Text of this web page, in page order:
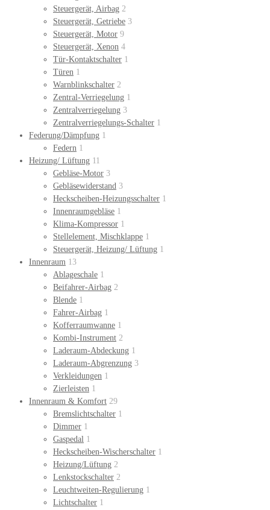
Steuergerät, Airbag 2
Steuergerät, Getriebe 3
Steuergerät, Motor 9
Steuergerät, Xenon 4
Tür-Kontaktschalter 1
Türen 1
Warnblinkschalter 2
Zentral-Verriegelung 1
Zentralverriegelung 3
Zentralverriegelungs-Schalter 1
Federung/Dämpfung 1
Federn 1
Heizung/ Lüftung 11
Gebläse-Motor 3
Gebläsewiderstand 3
Heckscheiben-Heizungsschalter 1
Innenraumgebläse 1
Klima-Kompressor 1
Stellelement, Mischklappe 1
Steuergerät, Heizung/ Lüftung 1
Innenraum 13
Ablageschale 1
Beifahrer-Airbag 2
Blende 1
Fahrer-Airbag 1
Kofferraumwanne 1
Kombi-Instrument 2
Laderaum-Abdeckung 1
Laderaum-Abgrenzung 3
Verkleidungen 1
Zierleisten 1
Innenraum & Komfort 29
Bremslichtschalter 1
Dimmer 1
Gaspedal 1
Heckscheiben-Wischerschalter 1
Heizung/Lüftung 2
Lenkstockschalter 2
Leuchtweiten-Regulierung 1
Lichtschalter 1